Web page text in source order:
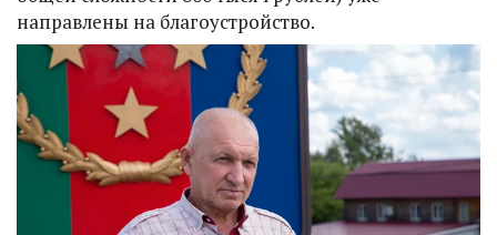
направлены на благоустройство.